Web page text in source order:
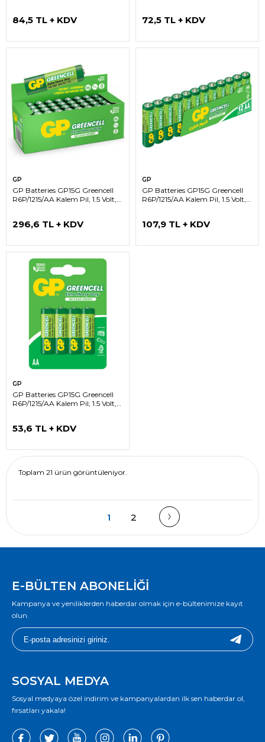
84,5 TL + KDV 72,5 TL + KDV
GP
GP Batteries GP15G Greencell
R6P/1215/AA Kalem Pil, 1.5 Volt,
296,6 TL + KDV
GP
GP Batteries GP15G Greencell
R6P/1215/AA Kalem Pil, 1.5 Volt,
107,9 TL + KDV
GP
GP Batteries GP15G Greencell
R6P/1215/AA Kalem Pil, 1.5 Volt,
53,6 TL + KDV
Toplam 21 ürün görüntüleniyor.
1 2
E-BÜLTEN ABONELİĞİ
Kampanya ve yeniliklerden haberdar olmak için e-bültenimize kayıt
olun.
SOSYAL MEDYA
Sosyal medyaya özel indirim ve kampanyalardan ilk sen haberdar ol,
fırsatları yakala!